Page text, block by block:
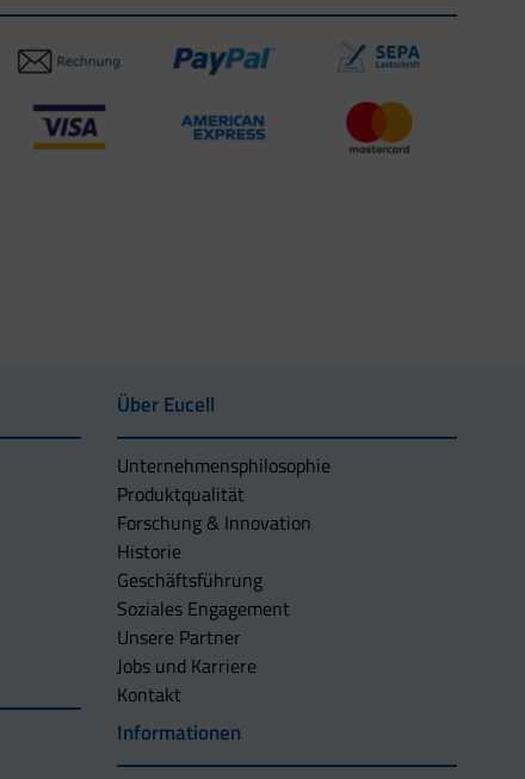
Über Eucell
Unternehmens­philosophie
Produktqualität
Forschung & Innovation
Historie
Geschäftsführung
Soziales Engagement
Unsere Partner
Jobs und Karriere
Kontakt
Informationen